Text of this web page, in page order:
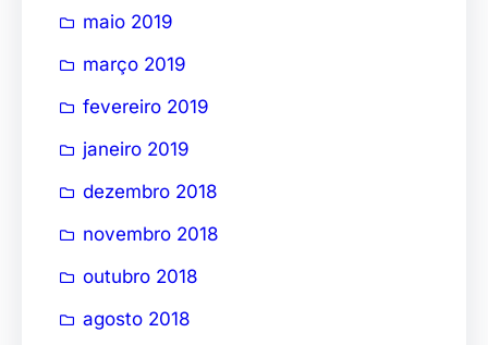
maio 2019
março 2019
fevereiro 2019
janeiro 2019
dezembro 2018
novembro 2018
outubro 2018
agosto 2018